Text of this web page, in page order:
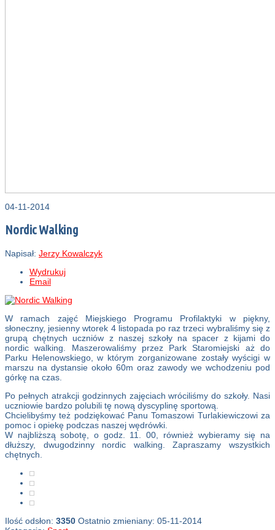
04-11-2014
Nordic Walking
Napisał: Jerzy Kowalczyk
Wydrukuj
Email
W ramach zajęć Miejskiego Programu Profilaktyki w piękny,
słoneczny, jesienny wtorek 4 listopada po raz trzeci wybraliśmy się z
grupą chętnych uczniów z naszej szkoły na spacer z kijami do
nordic walking. Maszerowaliśmy przez Park Staromiejski aż do
Parku Helenowskiego, w którym zorganizowane zostały wyścigi w
marszu na dystansie około 60m oraz zawody we wchodzeniu pod
górkę na czas.
Po pełnych atrakcji godzinnych zajęciach wróciliśmy do szkoły. Nasi
uczniowie bardzo polubili tę nową dyscyplinę sportową.
Chcielibyśmy też podziękować Panu Tomaszowi Turlakiewiczowi za
pomoc i opiekę podczas naszej wędrówki.
W najbliższą sobotę, o godz. 11. 00, również wybieramy się na
dłuższy, dwugodzinny nordic walking. Zapraszamy wszystkich
chętnych.
Ilość odsłon: 3350 Ostatnio zmieniany: 05-11-2014